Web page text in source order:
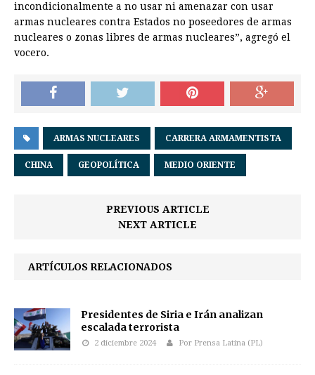
incondicionalmente a no usar ni amenazar con usar
armas nucleares contra Estados no poseedores de armas
nucleares o zonas libres de armas nucleares”, agregó el
vocero.
ARMAS NUCLEARES CARRERA ARMAMENTISTA
CHINA GEOPOLÍTICA MEDIO ORIENTE
PREVIOUS ARTICLE
NEXT ARTICLE
ARTÍCULOS RELACIONADOS
Presidentes de Siria e Irán analizan
escalada terrorista
2 diciembre 2024 Por Prensa Latina (PL)